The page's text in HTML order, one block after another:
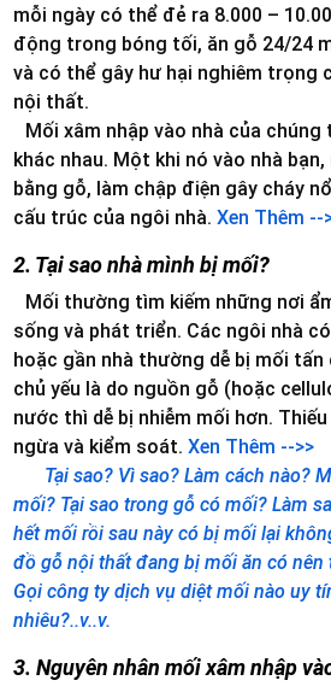
mỗi ngày có thể đẻ ra 8.000 –
động trong bóng tối, ăn gỗ 24/24
và có thể gây hư hại nghiêm trọng
nội thất.
Mối xâm nhập vào nhà của chúng
khác nhau. Một khi nó vào nhà
bằng gỗ, làm chập điện gây cháy
cấu trúc của ngôi nhà.Xen Thêm --
2. Tại sao nhà mình bị mối?
Mối thường tìm kiếm những nơi
sống và phát triển. Các ngôi nhà
hoặc gần nhà thường dễ bị mối tấn
chủ yếu là do nguồn gỗ (hoặc
nước thì dễ bị nhiễm mối hơn.
ngừa và kiểm soát.Xen Thêm -->>
Tại sao? Vì sao? Làm cách nào?
mối? Tại sao trong gỗ có mối? Làm
hết mối rồi sau này có bị mối lại
đồ gỗ nội thất đang bị mối ăn có
Gọi công ty dịch vụ diệt mối nào uy
nhiêu?..v..v.
3. Nguyên nhân mối xâm nhập